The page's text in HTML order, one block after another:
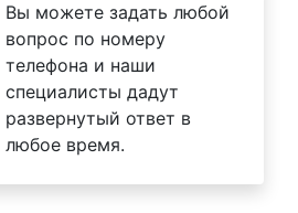
Вы можете задать любой
вопрос по номеру
телефона и наши
специалисты дадут
развернутый ответ в
любое время.